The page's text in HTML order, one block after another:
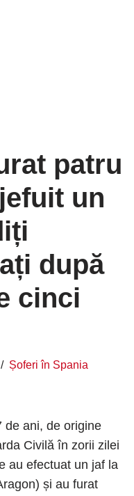
patru
un
după
cinci
Șoferi în Spania
de ani, de origine
Civilă în zorii zilei
au efectuat un jaf la
și au furat